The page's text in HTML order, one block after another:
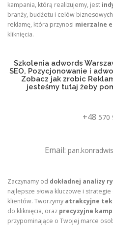
kampania, którą realizujemy, jest
branży, budżetu i celów
reklamę, która przynosi mierzalne
kliknięcia.
Szkolenia adwords
SEO, Pozycjonowanie i
Zobacz jak zrobic
jesteśmy tutaj żeby
+48 570
Email:
Zaczynamy od dokładnej analizy
najlepsze słowa kluczowe i
klientów. Tworzymy atrakcyjne
do kliknięcia, oraz precyzyjne
przypominające o Twojej marce